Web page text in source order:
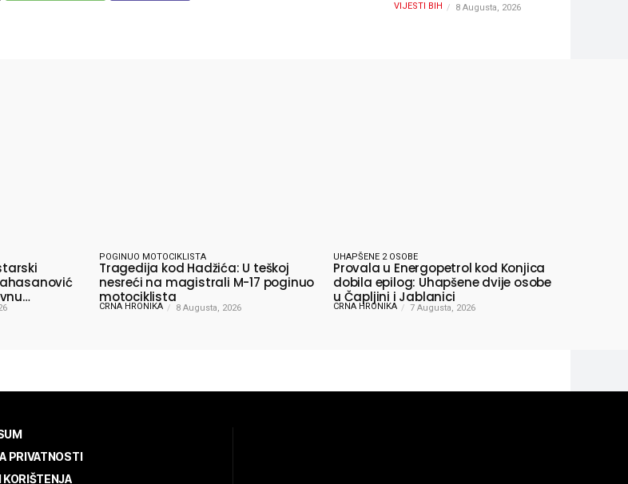
olimpijadi, a sada je njihov
mentor postao član
VIJESTI BIH 8 Augusta, 2026
POGINUO MOTOCIKLISTA
Tragedija kod Hadžića: U teškoj
nesreći na magistrali M-17 poginuo
motociklista
CRNA HRONIKA 8 Augusta, 2026
UHAPŠENE 2 OSOBE
Provala u Energopetrol kod Konjica
dobila epilog: Uhapšene dvije osobe
u Čapljini i Jablanici
CRNA HRONIKA 7 Augusta, 2026
PRIVATNOSTI
KORIŠTENJA